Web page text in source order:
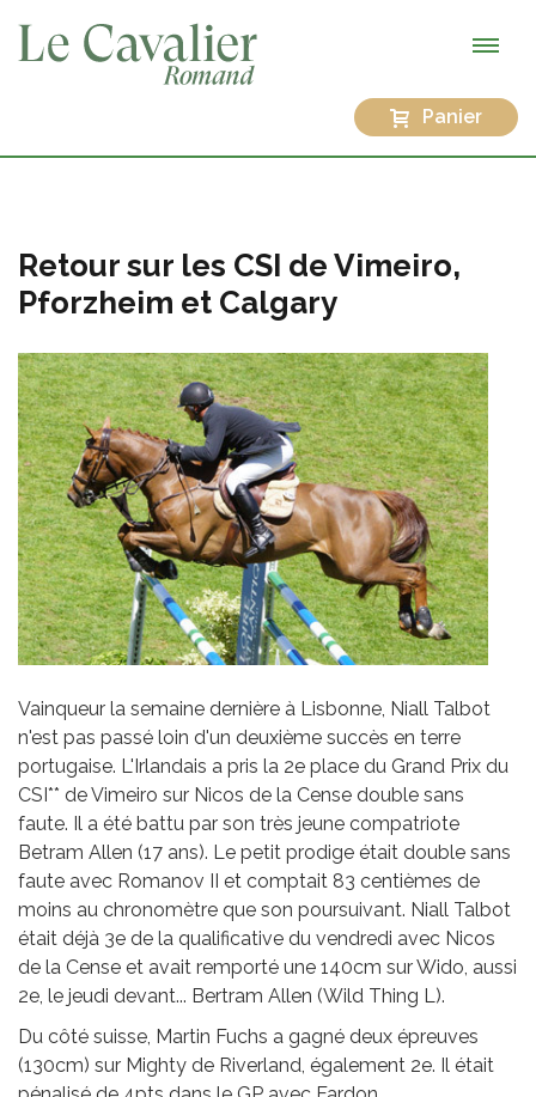
Panier
Retour sur les CSI de Vimeiro,
Pforzheim et Calgary
Vainqueur la semaine dernière à Lisbonne, Niall Talbot
n'est pas passé loin d'un deuxième succès en terre
portugaise. L'Irlandais a pris la 2e place du Grand Prix du
CSI** de Vimeiro sur Nicos de la Cense double sans
faute. Il a été battu par son très jeune compatriote
Betram Allen (17 ans). Le petit prodige était double sans
faute avec Romanov II et comptait 83 centièmes de
moins au chronomètre que son poursuivant. Niall Talbot
était déjà 3e de la qualificative du vendredi avec Nicos
de la Cense et avait remporté une 140cm sur Wido, aussi
2e, le jeudi devant... Bertram Allen (Wild Thing L).
Du côté suisse, Martin Fuchs a gagné deux épreuves
(130cm) sur Mighty de Riverland, également 2e. Il était